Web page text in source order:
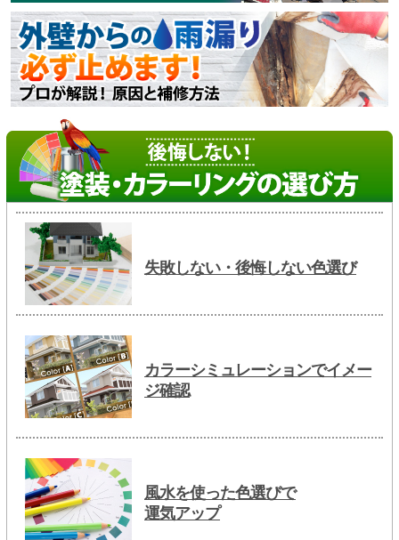
失敗しない・後悔しない色選び
カラーシミュレーションでイメー
ジ確認
風水を使った色選びで
運気アップ